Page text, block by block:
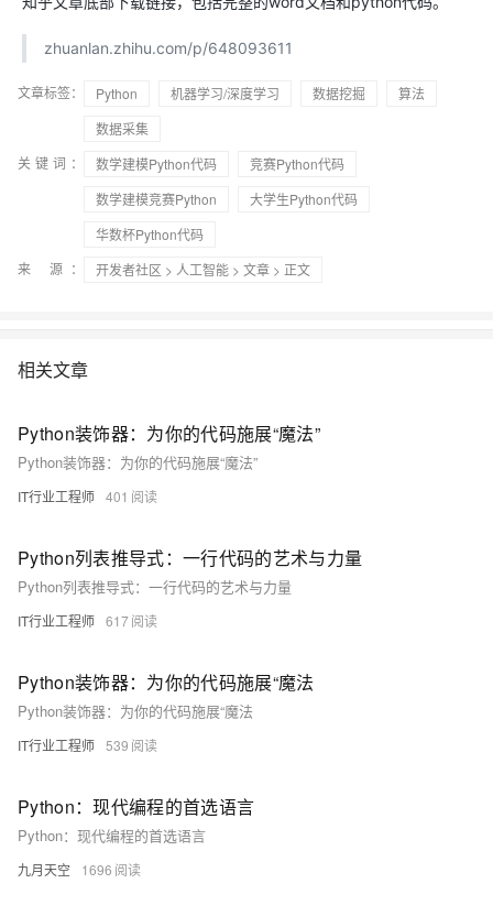
zhuanlan.zhihu.com/p/648093611
文章标签： Python 机器学习/深度学习 数据挖掘
算法
数据采集
关键词：
数学建模Python代码
竞赛Python代码
数学建模竞赛Python
大学生Python代码
华数杯Python代码
来 源：
开发者社区 > 人工智能 > 文章 > 正文
相关文章
Python装饰器：为你的代码施展“魔法”
Python装饰器：为你的代码施展“魔法”
IT行业工程师 401
Python列表推导式：一行代码的艺术与力量
Python列表推导式：一行代码的艺术与力量
IT行业工程师 617
Python装饰器：为你的代码施展“魔法
Python装饰器：为你的代码施展“魔法
IT行业工程师 539
Python：现代编程的首选语言
Python：现代编程的首选语言
九月天空 1696